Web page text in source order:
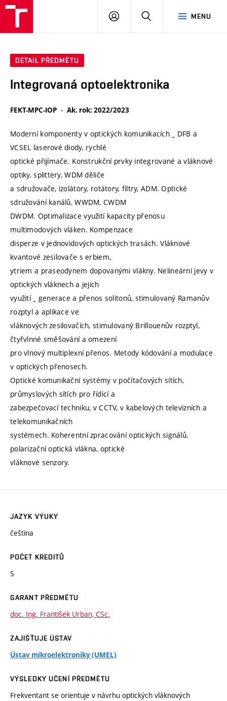
MENU
PŘIHLÁSIT
DETAIL PŘEDMĚTU
Integrovaná optoelektronika
FEKT-MPC-IOP Ak. rok: 2022/2023
Moderní komponenty v optických komunikacích _ DFB a
VCSEL laserové diody, rychlé
optické přijímače. Konstrukční prvky integrované a vláknové
optiky, splittery, WDM děliče
a sdružovače, izolátory, rotátory, filtry, ADM. Optické
sdružování kanálů, WWDM, CWDM
DWDM. Optimalizace využití kapacity přenosu
multimodových vláken. Kompenzace
disperze v jednovidových optických trasách. Vláknové
kvantové zesilovače s erbiem,
ytriem a praseodynem dopovanými vlákny. Nelineární jevy v
optických vláknech a jejich
využití _ generace a přenos solitonů, stimulovaný Ramanův
rozptyl a aplikace ve
vláknových zesilovačích, stimulovaný Brillouenův rozptyl,
čtyřvlnné směšování a omezení
pro vlnový multiplexní přenos. Metody kódování a modulace
v optických přenosech.
Optické komunikační systémy v počítačových sítích,
průmyslových sítích pro řídicí a
zabezpečovací techniku, v CCTV, v kabelových televizních a
telekomunikačních
systémech. Koherentní zpracování optických signálů,
polarizační optická vlákna, optické
vláknové senzory.
JAZYK VÝUKY
čeština
POČET KREDITŮ
5
GARANT PŘEDMĚTU
doc. Ing. František Urban, CSc.
ZAJIŠŤUJE ÚSTAV
Ústav mikroelektroniky (UMEL)
VÝSLEDKY UČENÍ PŘEDMĚTU
Frekventant se orientuje v návrhu optických vláknových